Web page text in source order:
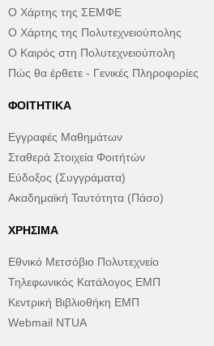
Ο Χάρτης της ΣΕΜΦΕ
Ο Χάρτης της Πολυτεχνειούπολης
Ο Καιρός στη Πολυτεχνειούπολη
Πώς θα έρθετε - Γενικές Πληροφορίες
ΦΟΙΤΗΤΙΚΆ
Εγγραφές Μαθημάτων
Σταθερά Στοιχεία Φοιτήτών
Εύδοξος (Συγγράματα)
Ακαδημαϊκή Ταυτότητα (Πάσο)
ΧΡΉΣΙΜΑ
Εθνικό Μετσόβιο Πολυτεχνείο
Τηλεφωνικός Κατάλογος ΕΜΠ
Κεντρική Βιβλιοθήκη ΕΜΠ
Webmail NTUA